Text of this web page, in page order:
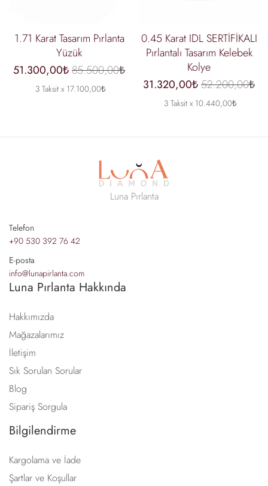
1.71 Karat Tasarım Pırlanta
Yüzük
51.300,00₺85.500,00₺
3 Taksit x 17.100,00₺
0.45 Karat IDL SERTİFİKALI
Pırlantalı Tasarım Kelebek
Kolye
31.320,00₺52.200,00₺
3 Taksit x 10.440,00₺
Luna Pırlanta
Telefon
+90 530 392 76 42
E-posta
info@lunapirlanta.com
Luna Pırlanta Hakkında
Hakkımızda
Mağazalarımız
İletişim
Sık Sorulan Sorular
Blog
Sipariş Sorgula
Bilgilendirme
Kargolama ve İade
Şartlar ve Koşullar